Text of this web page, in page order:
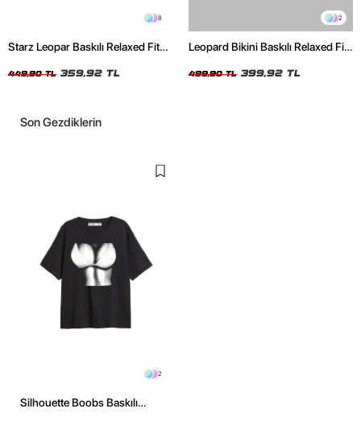
8
Starz Leopar Baskılı Relaxed Fit
449,90 TL 359,92 TL
2
Leopard Bikini Baskılı Relaxed Fit
499,90 TL 399,92 TL
Son Gezdiklerin
2
Silhouette Boobs Baskılı